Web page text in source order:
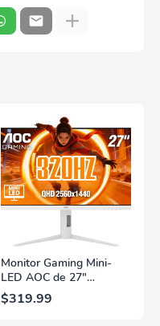
Monitor Gaming Mini-
LED AOC de 27"
Pulgadas, QHD
2560×1440, 320Hz, 1ms
$319.99